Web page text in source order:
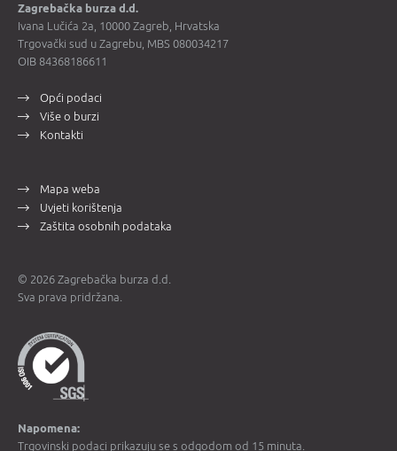
Zagrebačka burza d.d.
Ivana Lučića 2a, 10000 Zagreb, Hrvatska
Trgovački sud u Zagrebu, MBS 080034217
OIB 84368186611
Opći podaci
Više o burzi
Kontakti
Mapa weba
Uvjeti korištenja
Zaštita osobnih podataka
© 2026 Zagrebačka burza d.d.
Sva prava pridržana.
Napomena:
Trgovinski podaci prikazuju se s odgodom od 15 minuta.